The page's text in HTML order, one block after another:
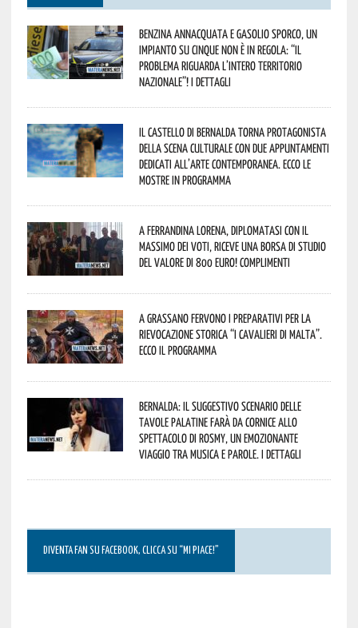
Benzina annacquata e gasolio sporco, un
impianto su cinque non è in regola: “il
problema riguarda l’intero territorio
Nazionale”! I dettagli
Il Castello di Bernalda torna protagonista
della scena culturale con due appuntamenti
dedicati all’arte contemporanea. Ecco le
mostre in programma
A Ferrandina Lorena, diplomatasi con il
massimo dei voti, riceve una borsa di studio
del valore di 800 euro! Complimenti
A Grassano fervono i preparativi per la
Rievocazione Storica “I CAVALIERI DI MALTA”.
Ecco il programma
Bernalda: il suggestivo scenario delle
Tavole Palatine farà da cornice allo
spettacolo di Rosmy, un emozionante
viaggio tra musica e parole. I dettagli
DIVENTA FAN SU FACEBOOK, CLICCA SU “MI PIACE!”